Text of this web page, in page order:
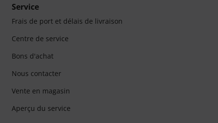
Service
Frais de port et délais de livraison
Centre de service
Bons d'achat
Nous contacter
Vente en magasin
Aperçu du service